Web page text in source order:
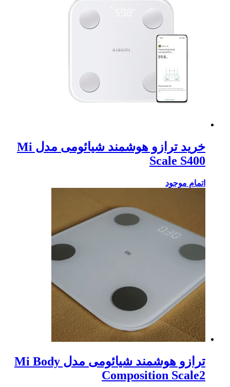
خرید ترازو هوشمند شیائومی مدل Mi
Scale S400
اتمام موجود
ترازو هوشمند شیائومی مدل Mi Body
Composition Scale2